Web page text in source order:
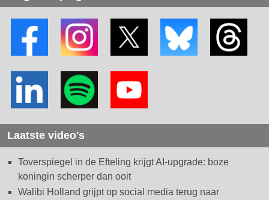
Laatste video's
Toverspiegel in de Efteling krijgt AI-upgrade: boze
koningin scherper dan ooit
Walibi Holland grijpt op social media terug naar